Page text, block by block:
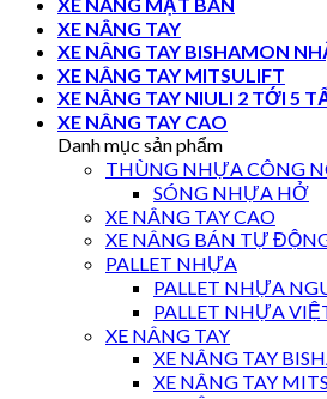
XE NÂNG TAY
XE NÂNG TAY BISHAMON
XE NÂNG TAY MITSULIFT
XE NÂNG TAY NIULI 2 TỚI 5
XE NÂNG TAY CAO
Danh mục sản phẩm
THÙNG NHỰA CÔNG
SÓNG NHỰA HỞ
XE NÂNG TAY CAO
XE NÂNG BÁN TỰ
PALLET NHỰA
PALLET NHỰA
PALLET NHỰA
XE NÂNG TAY
XE NÂNG TAY
XE NÂNG TAY